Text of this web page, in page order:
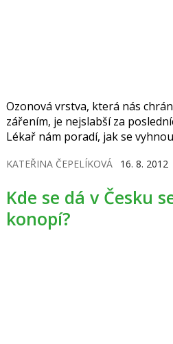
Ozonová vrstva, která nás
zářením, je nejslabší za
Lékař nám poradí, jak se
KATEŘINA ČEPELÍKOVÁ 16. 8. 2012
Kde se dá v Česku sehnat léčivé
konopí?